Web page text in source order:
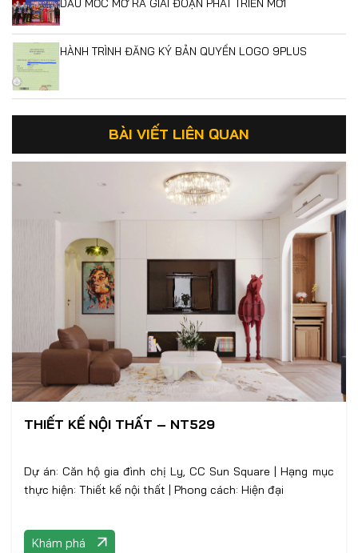
HÀNH TRÌNH ĐĂNG KÝ BẢN QUYỀN LOGO 9PLUS
BÀI VIẾT LIÊN QUAN
THIẾT KẾ NỘI THẤT – NT529
Dự án: Căn hộ gia đình chị Ly, CC Sun Square | Hạng mục
thực hiện: Thiết kế nội thất | Phong cách: Hiện đại
Khám phá